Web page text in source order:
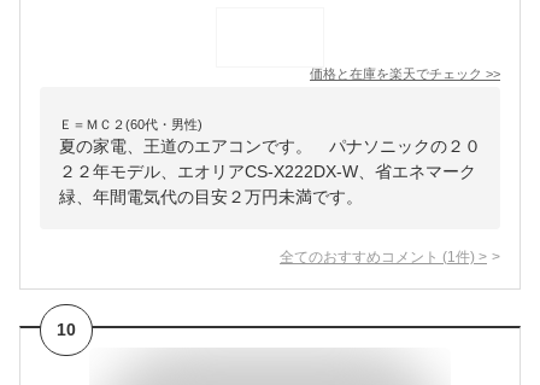
価格と在庫を楽天でチェック >>
Ｅ＝ＭＣ２(60代・男性)
夏の家電、王道のエアコンです。 パナソニックの２０
２２年モデル、エオリアCS-X222DX-W、省エネマーク
緑、年間電気代の目安２万円未満です。
全てのおすすめコメント (1 件) >
10